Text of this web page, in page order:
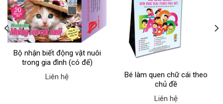
Bộ nhận biết động vật nuôi
trong gia đình (có đế)
Liên hệ
Bé làm quen chữ cái theo
chủ đề
Liên hệ